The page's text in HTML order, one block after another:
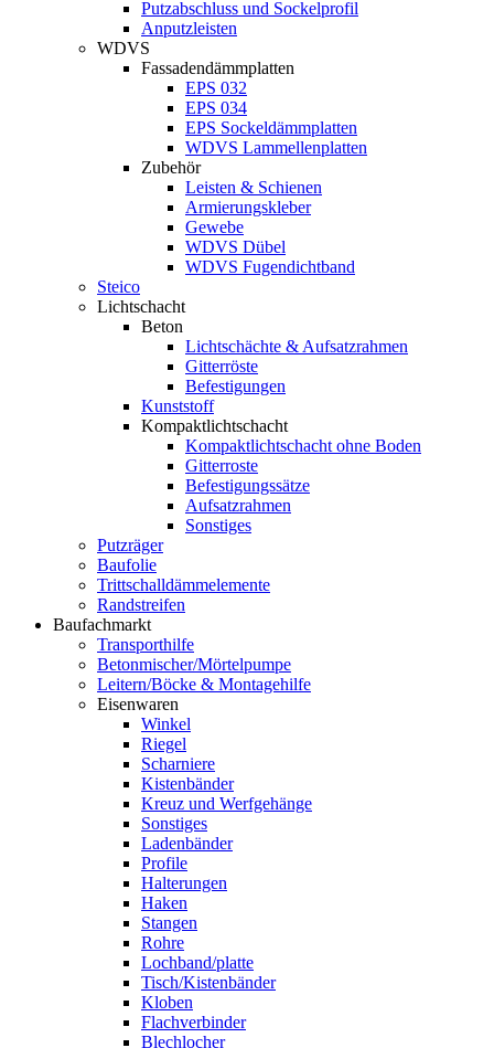
Putzabschluss und Sockelprofil
Anputzleisten
WDVS
Fassadendämmplatten
EPS 032
EPS 034
EPS Sockeldämmplatten
WDVS Lammellenplatten
Zubehör
Leisten & Schienen
Armierungskleber
Gewebe
WDVS Dübel
WDVS Fugendichtband
Steico
Lichtschacht
Beton
Lichtschächte & Aufsatzrahmen
Gitterröste
Befestigungen
Kunststoff
Kompaktlichtschacht
Kompaktlichtschacht ohne Boden
Gitterroste
Befestigungssätze
Aufsatzrahmen
Sonstiges
Putzräger
Baufolie
Trittschalldämmelemente
Randstreifen
Baufachmarkt
Transporthilfe
Betonmischer/Mörtelpumpe
Leitern/Böcke & Montagehilfe
Eisenwaren
Winkel
Riegel
Scharniere
Kistenbänder
Kreuz und Werfgehänge
Sonstiges
Ladenbänder
Profile
Halterungen
Haken
Stangen
Rohre
Lochband/platte
Tisch/Kistenbänder
Kloben
Flachverbinder
Blechlocher